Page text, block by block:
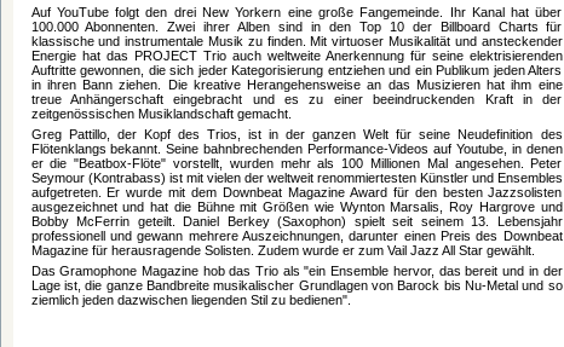
Auf YouTube folgt den drei New Yorkern eine große Fangemeinde. Ihr Kanal hat über
100.000 Abonnenten. Zwei ihrer Alben sind in den Top 10 der Billboard Charts für
klassische und instrumentale Musik zu finden. Mit virtuoser Musikalität und ansteckender
Energie hat das PROJECT Trio auch weltweite Anerkennung für seine elektrisierenden
Auftritte gewonnen, die sich jeder Kategorisierung entziehen und ein Publikum jeden Alters
in ihren Bann ziehen. Die kreative Herangehensweise an das Musizieren hat ihm eine
treue Anhängerschaft eingebracht und es zu einer beeindruckenden Kraft in der
zeitgenössischen Musiklandschaft gemacht.
Greg Pattillo, der Kopf des Trios, ist in der ganzen Welt für seine Neudefinition des
Flötenklangs bekannt. Seine bahnbrechenden Performance-Videos auf Youtube, in denen
er die "Beatbox-Flöte" vorstellt, wurden mehr als 100 Millionen Mal angesehen. Peter
Seymour (Kontrabass) ist mit vielen der weltweit renommiertesten Künstler und Ensembles
aufgetreten. Er wurde mit dem Downbeat Magazine Award für den besten Jazzsolisten
ausgezeichnet und hat die Bühne mit Größen wie Wynton Marsalis, Roy Hargrove und
Bobby McFerrin geteilt. Daniel Berkey (Saxophon) spielt seit seinem 13. Lebensjahr
professionell und gewann mehrere Auszeichnungen, darunter einen Preis des Downbeat
Magazine für herausragende Solisten. Zudem wurde er zum Vail Jazz All Star gewählt.
Das Gramophone Magazine hob das Trio als "ein Ensemble hervor, das bereit und in der
Lage ist, die ganze Bandbreite musikalischer Grundlagen von Barock bis Nu-Metal und so
ziemlich jeden dazwischen liegenden Stil zu bedienen".